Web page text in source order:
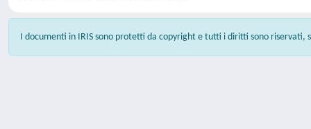
I documenti in IRIS sono protetti da copyright e tutti i diritti sono riservati,